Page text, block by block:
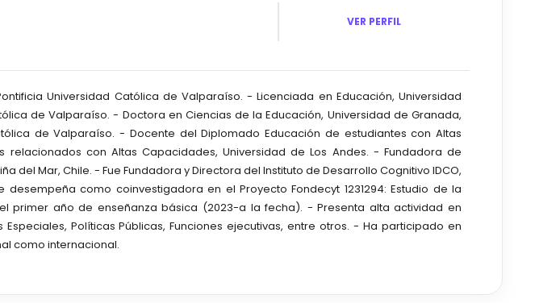
VER PERFIL
Universidad Católica de Valparaíso. - Licenciada en Educación, Universidad
de Valparaíso. - Doctora en Ciencias de la Educación, Universidad de Granada,
de Valparaíso. - Docente del Diplomado Educación de estudiantes con Altas
con Altas Capacidades, Universidad de Los Andes. - Fundadora de
Mar, Chile. - Fue Fundadora y Directora del Instituto de Desarrollo Cognitivo IDCO,
como coinvestigadora en el Proyecto Fondecyt 1231294: Estudio de la
primer año de enseñanza básica (2023-a la fecha). - Presenta alta actividad en
Políticas Públicas, Funciones ejecutivas, entre otros. - Ha participado en
como internacional.